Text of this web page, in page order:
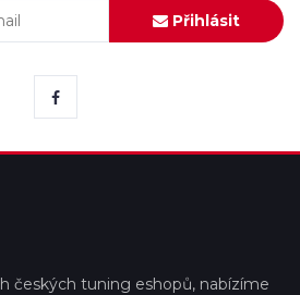
Přihlásit
českých tuning eshopů, nabízíme